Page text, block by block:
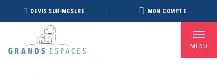
Panneau de gestion des cookies
DEVIS SUR-MESURE MON COMPTE
MENU